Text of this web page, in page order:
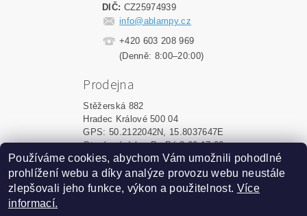
DIČ: CZ25974939
info@ablampy.cz
+420 603 208 969
(Denně: 8:00–20:00)
Prodejna
Stěžerská 882
Hradec Králové 500 04
GPS: 50.2122042N, 15.8037647E
Otevírací doba: Po-Pá 8:00-17:00
2026 © ablampy.cz, všechna práva vyhrazena Upravit nastavení cookies
Používáme cookies, abychom Vám umožnili pohodlné
prohlížení webu a díky analýze provozu webu neustále
zlepšovali jeho funkce, výkon a použitelnost. Více
informací.